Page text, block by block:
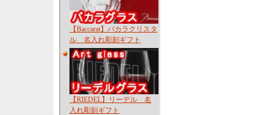
【Baccarat】バカラクリスタ
ル 名入れ彫刻ギフト
【RIEDEL】リーデル 名
入れ彫刻ギフト